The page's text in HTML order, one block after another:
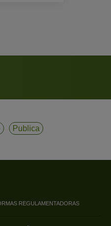
Publica
REGULAMENTADORAS